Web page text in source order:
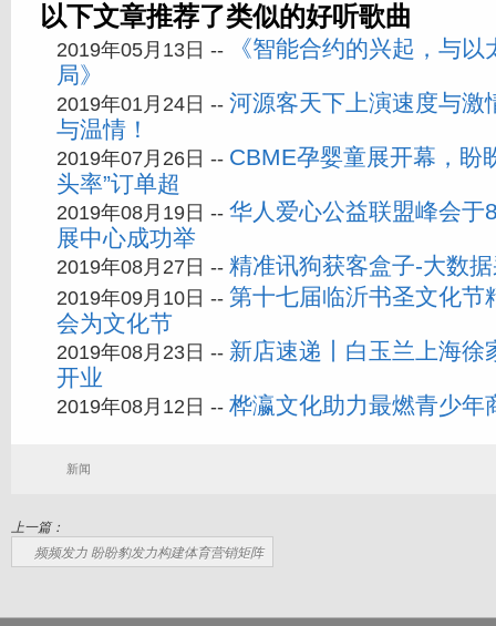
以下文章推荐了类似的好听歌曲
2019年05月13日 -- 《智能合约的兴起，与
局》
2019年01月24日 -- 河源客天下上演速度与激
与温情！
2019年07月26日 -- CBME孕婴童展开幕，盼
头率”订单超
2019年08月19日 -- 华人爱心公益联盟峰会于
展中心成功举
2019年08月27日 -- 精准讯狗获客盒子-大数
2019年09月10日 -- 第十七届临沂书圣文化节
会为文化节
2019年08月23日 -- 新店速递丨白玉兰上海徐
开业
2019年08月12日 -- 桦瀛文化助力最燃青少年
新闻
上一篇：
频频发力 盼盼豹发力构建体育营销矩阵